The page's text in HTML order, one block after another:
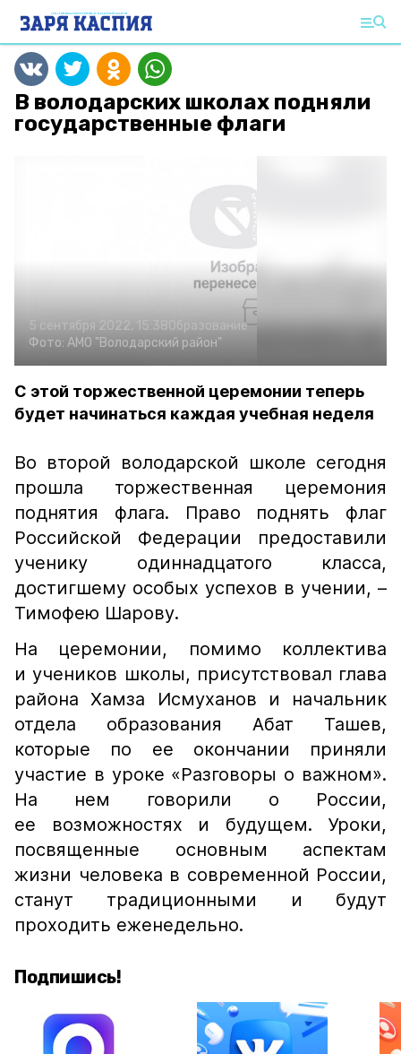
В володарских школах подняли
государственные флаги
5 сентября 2022, 15:38Образование
Фото: АМО "Володарский район"
С этой торжественной церемонии теперь
будет начинаться каждая учебная неделя
Во второй володарской школе сегодня
прошла торжественная церемония
поднятия флага. Право поднять флаг
Российской Федерации предоставили
ученику одиннадцатого класса,
достигшему особых успехов в учении, –
Тимофею Шарову.
На церемонии, помимо коллектива
и учеников школы, присутствовал глава
района Хамза Исмуханов и начальник
отдела образования Абат Ташев,
которые по ее окончании приняли
участие в уроке «Разговоры о важном».
На нем говорили о России,
ее возможностях и будущем. Уроки,
посвященные основным аспектам
жизни человека в современной России,
станут традиционными и будут
проходить еженедельно.
Подпишись!